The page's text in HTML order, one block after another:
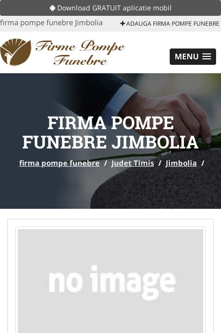
Download GRATUIT aplicatie mobil
firma pompe funebre Jimbolia ADAUGA FIRMA POMPE FUNEBRE
MENU
FIRMA POMPE
FUNEBRE JIMBOLIA
firma pompe funebre / Judet Timis / Jimbolia /